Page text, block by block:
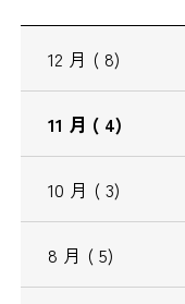
12 月 ( 8)
11 月 ( 4)
10 月 ( 3)
8 月 ( 5)